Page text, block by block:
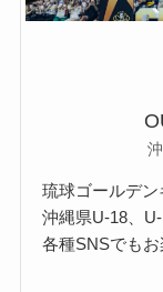
琉球ゴールデン
沖縄県U-18、
各種SNSでも